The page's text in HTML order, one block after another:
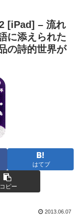
[iPad] – 流れ
に添えられた
の詩的世界が
はてブ
コピー
2013.06.07